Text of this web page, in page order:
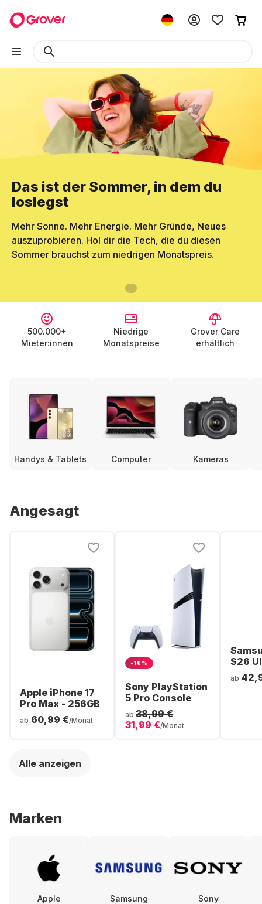
Das ist der Sommer, in dem du
loslegst
Mehr Sonne. Mehr Energie. Mehr Gründe, Neues
auszuprobieren. Hol dir die Tech, die du diesen
Sommer brauchst zum niedrigen Monatspreis.
500.000+
Mieter:innen
Niedrige
Monatspreise
Grover Care
erhältlich
Handys & Tablets Computer Kameras
Angesagt
Apple iPhone 17
Pro Max - 256GB
ab 60,99 €/Monat
-18%
Sony PlayStation
5 Pro Console
ab 38,99 €
31,99 €/Monat
S26
ab
Alle anzeigen
Marken
Apple Samsung Sony